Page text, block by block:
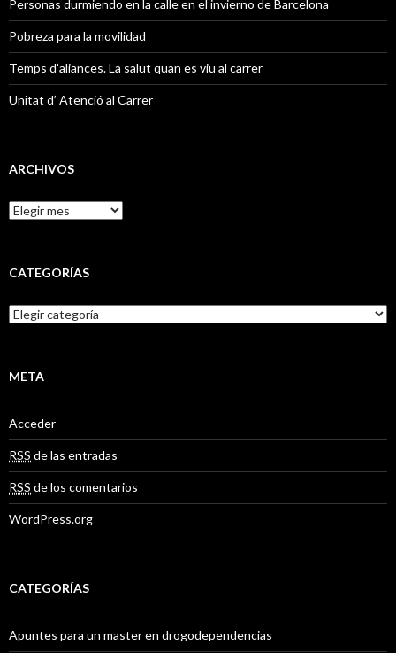
Personas durmiendo en la calle en el invierno de Barcelona
Pobreza para la movilidad
Temps d’aliances. La salut quan es viu al carrer
Unitat d’ Atenció al Carrer
ARCHIVOS
A
r
i
o
s
CATEGORÍAS
C
a
g
í
a
s
META
Acceder
RSS de las entradas
RSS de los comentarios
WordPress.org
CATEGORÍAS
Apuntes para un master en drogodependencias